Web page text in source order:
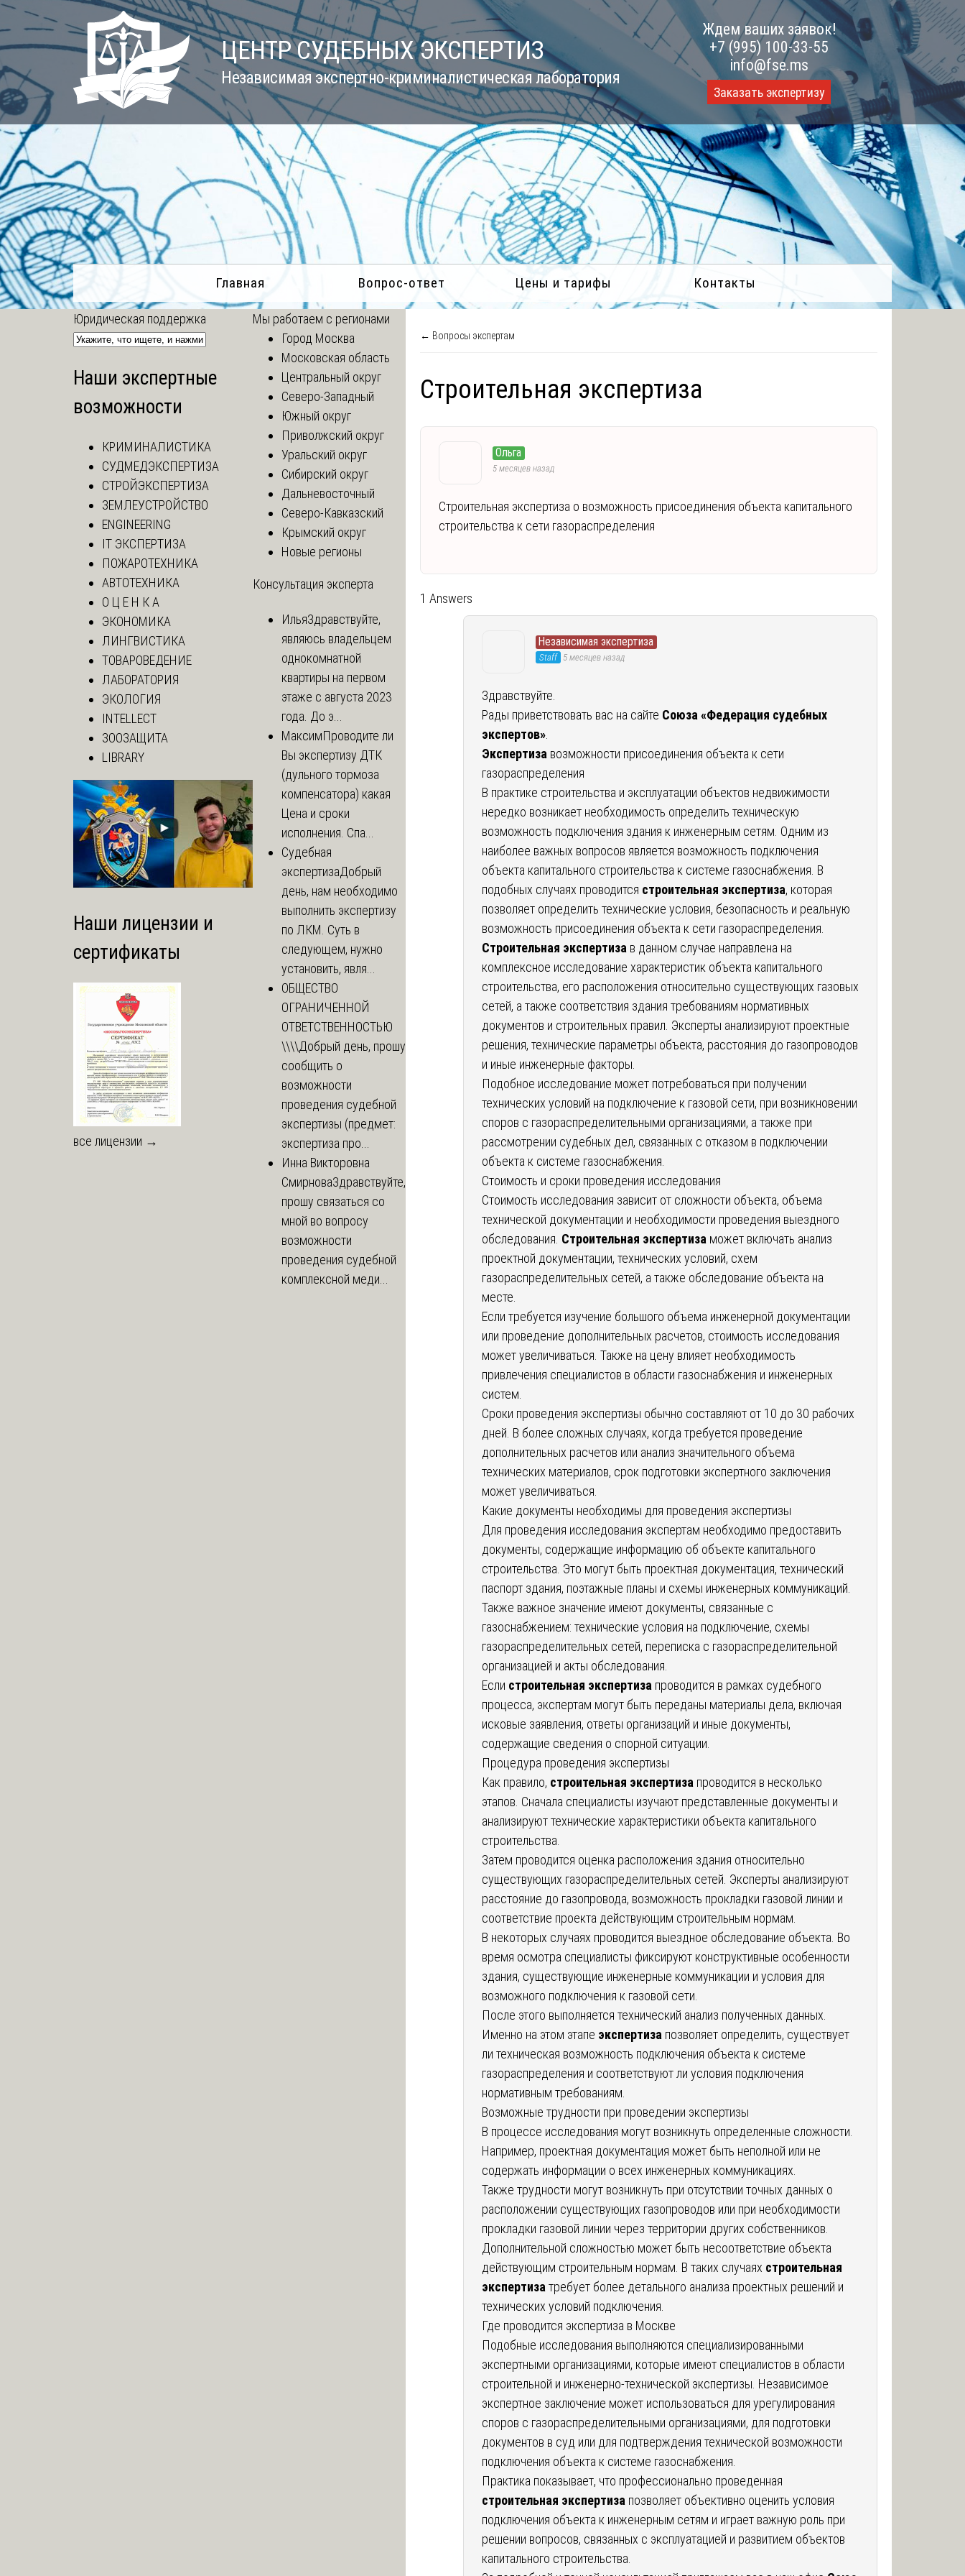
Skip
to
content
ЦЕНТР СУДЕБНЫХ ЭКСПЕРТИЗ
Независимая экспертно-криминалистическая лаборатория
Ждем ваших заявок!
+7 (995) 100-33-55
info@fse.ms
Заказать экспертизу
Главная Вопрос-ответ Цены и тарифы Контакты
← Вопросы экспертам
Строительная экспертиза
Ольга
5 месяцев назад
Строительная экспертиза о возможность присоединения объекта капитального
строительства к сети газораспределения
1 Answers
Независимая экспертиза
Staff 5 месяцев назад
Здравствуйте.
Рады приветствовать вас на сайте Союза «Федерация судебных
экспертов»
Экспертиза возможности присоединения объекта к сети
газораспределения
В практике строительства и эксплуатации объектов недвижимости
нередко возникает необходимость определить техническую
возможность подключения здания к инженерным сетям. Одним из
наиболее важных вопросов является возможность подключения
объекта капитального строительства к системе газоснабжения. В
подобных случаях проводится строительная экспертиза, которая
позволяет определить технические условия, безопасность и реальную
возможность присоединения объекта к сети газораспределения.
Строительная экспертиза в данном случае направлена на
комплексное исследование характеристик объекта капитального
строительства, его расположения относительно существующих газовых
сетей, а также соответствия здания требованиям нормативных
документов и строительных правил. Эксперты анализируют проектные
решения, технические параметры объекта, расстояния до газопроводов
и иные инженерные факторы.
Подобное исследование может потребоваться при получении
технических условий на подключение к газовой сети, при возникновении
споров с газораспределительными организациями, а также при
рассмотрении судебных дел, связанных с отказом в подключении
объекта к системе газоснабжения.
Стоимость и сроки проведения исследования
Стоимость исследования зависит от сложности объекта, объема
технической документации и необходимости проведения выездного
обследования. Строительная экспертиза может включать анализ
проектной документации, технических условий, схем
газораспределительных сетей, а также обследование объекта на
месте.
Если требуется изучение большого объема инженерной документации
или проведение дополнительных расчетов, стоимость исследования
может увеличиваться. Также на цену влияет необходимость
привлечения специалистов в области газоснабжения и инженерных
систем.
Сроки проведения экспертизы обычно составляют от 10 до 30 рабочих
дней. В более сложных случаях, когда требуется проведение
дополнительных расчетов или анализ значительного объема
технических материалов, срок подготовки экспертного заключения
может увеличиваться.
Какие документы необходимы для проведения экспертизы
Для проведения исследования экспертам необходимо предоставить
документы, содержащие информацию об объекте капитального
строительства. Это могут быть проектная документация, технический
паспорт здания, поэтажные планы и схемы инженерных коммуникаций.
Также важное значение имеют документы, связанные с
газоснабжением: технические условия на подключение, схемы
газораспределительных сетей, переписка с газораспределительной
организацией и акты обследования.
Если строительная экспертиза проводится в рамках судебного
процесса, экспертам могут быть переданы материалы дела, включая
исковые заявления, ответы организаций и иные документы,
содержащие сведения о спорной ситуации.
Процедура проведения экспертизы
Как правило, строительная экспертиза проводится в несколько
этапов. Сначала специалисты изучают представленные документы и
анализируют технические характеристики объекта капитального
строительства.
Затем проводится оценка расположения здания относительно
существующих газораспределительных сетей. Эксперты анализируют
расстояние до газопровода, возможность прокладки газовой линии и
соответствие проекта действующим строительным нормам.
В некоторых случаях проводится выездное обследование объекта. Во
время осмотра специалисты фиксируют конструктивные особенности
здания, существующие инженерные коммуникации и условия для
возможного подключения к газовой сети.
После этого выполняется технический анализ полученных данных.
Именно на этом этапе экспертиза позволяет определить, существует
ли техническая возможность подключения объекта к системе
газораспределения и соответствуют ли условия подключения
нормативным требованиям.
Возможные трудности при проведении экспертизы
В процессе исследования могут возникнуть определенные сложности.
Например, проектная документация может быть неполной или не
содержать информации о всех инженерных коммуникациях.
Также трудности могут возникнуть при отсутствии точных данных о
расположении существующих газопроводов или при необходимости
прокладки газовой линии через территории других собственников.
Дополнительной сложностью может быть несоответствие объекта
действующим строительным нормам. В таких случаях строительная
экспертиза требует более детального анализа проектных решений и
технических условий подключения.
Где проводится экспертиза в Москве
Подобные исследования выполняются специализированными
экспертными организациями, которые имеют специалистов в области
строительной и инженерно-технической экспертизы. Независимое
экспертное заключение может использоваться для урегулирования
споров с газораспределительными организациями, для подготовки
документов в суд или для подтверждения технической возможности
подключения объекта к системе газоснабжения.
Практика показывает, что профессионально проведенная
строительная экспертиза позволяет объективно оценить условия
подключения объекта к инженерным сетям и играет важную роль при
решении вопросов, связанных с эксплуатацией и развитием объектов
капитального строительства.
Юридическая поддержка
Наши экспертные
возможности
КРИМИНАЛИСТИКА
СУДМЕДЭКСПЕРТИЗА
СТРОЙЭКСПЕРТИЗА
ЗЕМЛЕУСТРОЙСТВО
ENGINEERING
IT ЭКСПЕРТИЗА
ПОЖАРОТЕХНИКА
АВТОТЕХНИКА
О Ц Е Н К А
ЭКОНОМИКА
ЛИНГВИСТИКА
ТОВАРОВЕДЕНИЕ
ЛАБОРАТОРИЯ
ЭКОЛОГИЯ
INTELLECT
ЗООЗАЩИТА
LIBRARY
Наши лицензии и
сертификаты
все лицензии →
Мы работаем с регионами
Город Москва
Московская область
Центральный округ
Северо-Западный
Южный округ
Приволжский округ
Уральский округ
Сибирский округ
Дальневосточный
Северо-Кавказский
Крымский округ
Новые регионы
Консультация эксперта
ИльяЗдравствуйте,
являюсь владельцем
однокомнатной
квартиры на первом
этаже с августа 2023
года. До э...
МаксимПроводите ли
Вы экспертизу ДТК
(дульного тормоза
компенсатора) какая
Цена и сроки
исполнения. Спа...
Судебная
экспертизаДобрый
день, нам необходимо
выполнить экспертизу
по ЛКМ. Суть в
следующем, нужно
установить, явля...
ОБЩЕСТВО
ОГРАНИЧЕННОЙ
ОТВЕТСТВЕННОСТЬЮ
\\\\Добрый день, прошу
сообщить о
возможности
проведения судебной
экспертизы (предмет:
экспертиза про...
Инна Викторовна
СмирноваЗдравствуйте,
прошу связаться со
мной во вопросу
возможности
проведения судебной
комплексной меди...